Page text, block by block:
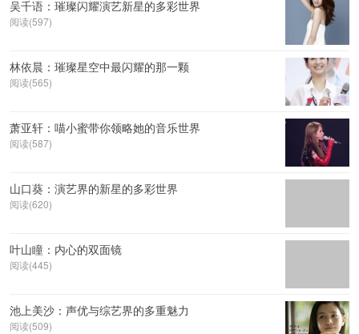
吴千语：璀璨闪耀演艺新星的多彩世界
阅读(597)
林依晨：璀璨星空中最闪耀的那一颗
阅读(565)
萧亚轩：喵小蜜带你领略她的音乐世界
阅读(587)
山口葵：演艺界的新星的多彩世界
阅读(620)
叶山瞳：内心的双面镜
阅读(445)
池上美沙：声优与综艺界的多重魅力
阅读(509)